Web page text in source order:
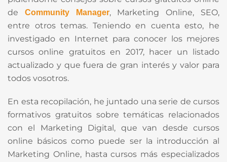
de Community Manager, Marketing Online, SEO,
entre otros temas. Teniendo en cuenta esto, he
investigado en Internet para conocer los mejores
cursos online gratuitos en 2017, hacer un listado
actualizado y que fuera de gran interés y valor para
todos vosotros.
En esta recopilación, he juntado una serie de cursos
formativos gratuitos sobre temáticas relacionados
con el Marketing Digital, que van desde cursos
online básicos como puede ser la introducción al
Marketing Online, hasta cursos más especializados